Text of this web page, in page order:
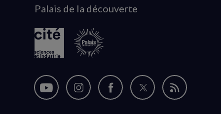
logo
Palais de la découverte
Nous
Nous
Nous
Nous
Flux